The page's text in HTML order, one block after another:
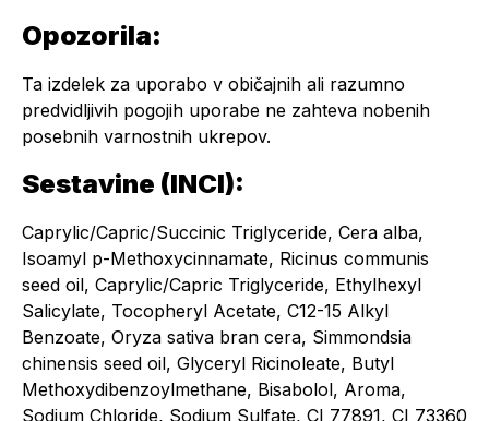
Opozorila:
Ta izdelek za uporabo v običajnih ali razumno
predvidljivih pogojih uporabe ne zahteva nobenih
posebnih varnostnih ukrepov.
Sestavine (INCI):
Caprylic/Capric/Succinic Triglyceride, Cera alba,
Isoamyl p-Methoxycinnamate, Ricinus communis
seed oil, Caprylic/Capric Triglyceride, Ethylhexyl
Salicylate, Tocopheryl Acetate, C12-15 Alkyl
Benzoate, Oryza sativa bran cera, Simmondsia
chinensis seed oil, Glyceryl Ricinoleate, Butyl
Methoxydibenzoylmethane, Bisabolol, Aroma,
Sodium Chloride, Sodium Sulfate, CI 77891, CI 73360